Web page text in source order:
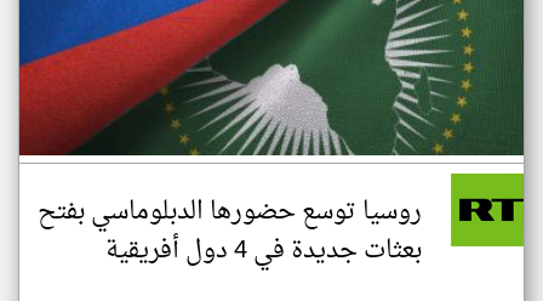
روسيا توسع حضورها الدبلوماسي بفتح
بعثات جديدة في 4 دول أفريقية